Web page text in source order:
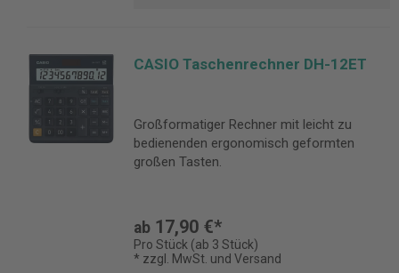
CASIO Taschenrechner DH-12ET
Großformatiger Rechner mit leicht zu
bedienenden ergonomisch geformten
großen Tasten.
ab 17,90 €*
Pro Stück (ab 3 Stück)
* zzgl. MwSt. und Versand